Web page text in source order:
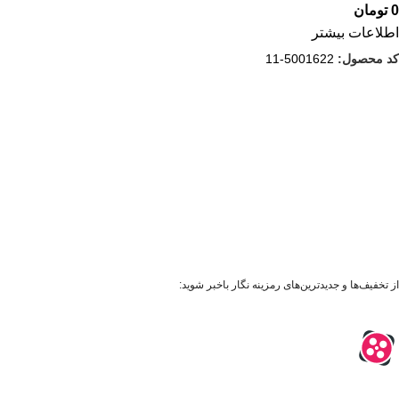
0 تومان
اطلاعات بیشتر
کد محصول: 5001622-11
از تخفیف‌ها و جدیدترین‌های رمزینه نگار باخبر شوید: